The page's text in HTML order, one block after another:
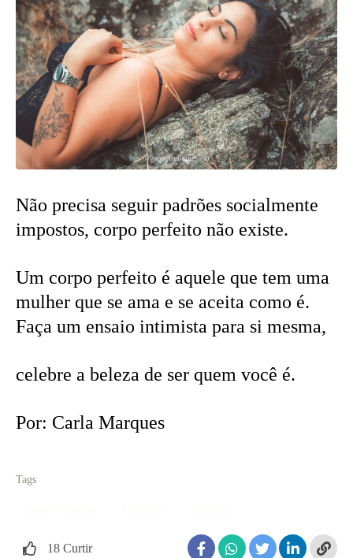
Não precisa seguir padrões socialmente
impostos, corpo perfeito não existe.
Um corpo perfeito é aquele que tem uma
mulher que se ama e se aceita como é.
Faça um ensaio intimista para si mesma,
celebre a beleza de ser quem você é.
Por: Carla Marques
Tags
18 Curtir